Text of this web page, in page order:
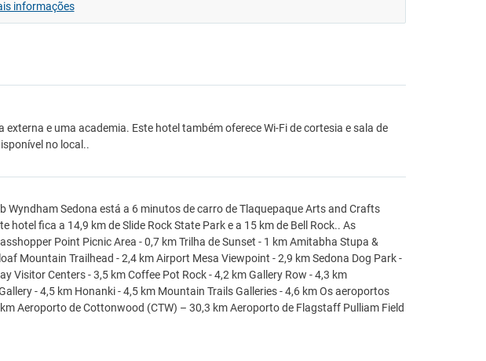
informações
e uma academia. Este hotel também oferece Wi-Fi de cortesia e sala de
no local..
Wyndham Sedona está a 6 minutos de carro de Tlaquepaque Arts and Crafts
hotel fica a 14,9 km de Slide Rock State Park e a 15 km de Bell Rock.. As
Point Picnic Area - 0,7 km Trilha de Sunset - 1 km Amitabha Stupa &
Mountain Trailhead - 2,4 km Airport Mesa Viewpoint - 2,9 km Sedona Dog Park -
Visitor Centers - 3,5 km Coffee Pot Rock - 4,2 km Gallery Row - 4,3 km
- 4,5 km Honanki - 4,5 km Mountain Trails Galleries - 4,6 km Os aeroportos
Aeroporto de Cottonwood (CTW) – 30,3 km Aeroporto de Flagstaff Pulliam Field